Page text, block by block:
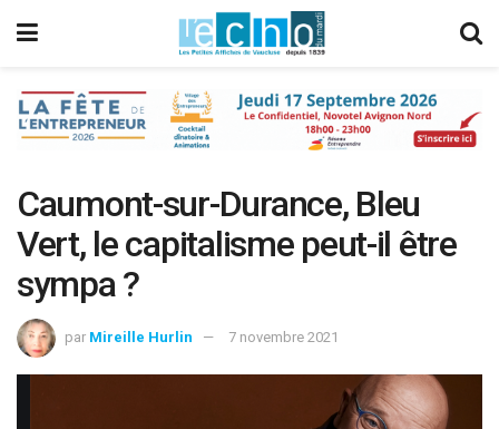
Caumont-sur-Durance, Bleu
Vert, le capitalisme peut-il être
sympa ?
par Mireille Hurlin 7 novembre 2021